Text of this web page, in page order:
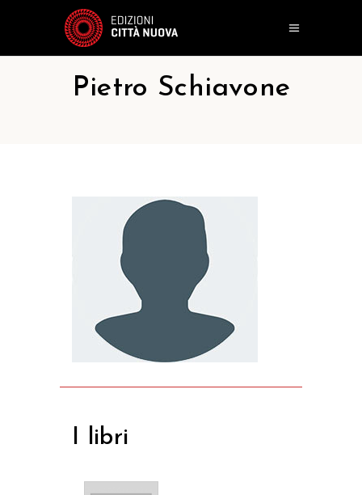
Pietro Schiavone
I libri